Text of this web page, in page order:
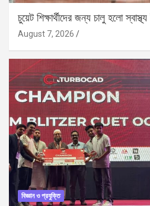
চুয়েট শিক্ষার্থীদের জন্য চালু হলো স্বাস্থ্য
August 7, 2026
বিজ্ঞান ও প্রযুক্তি